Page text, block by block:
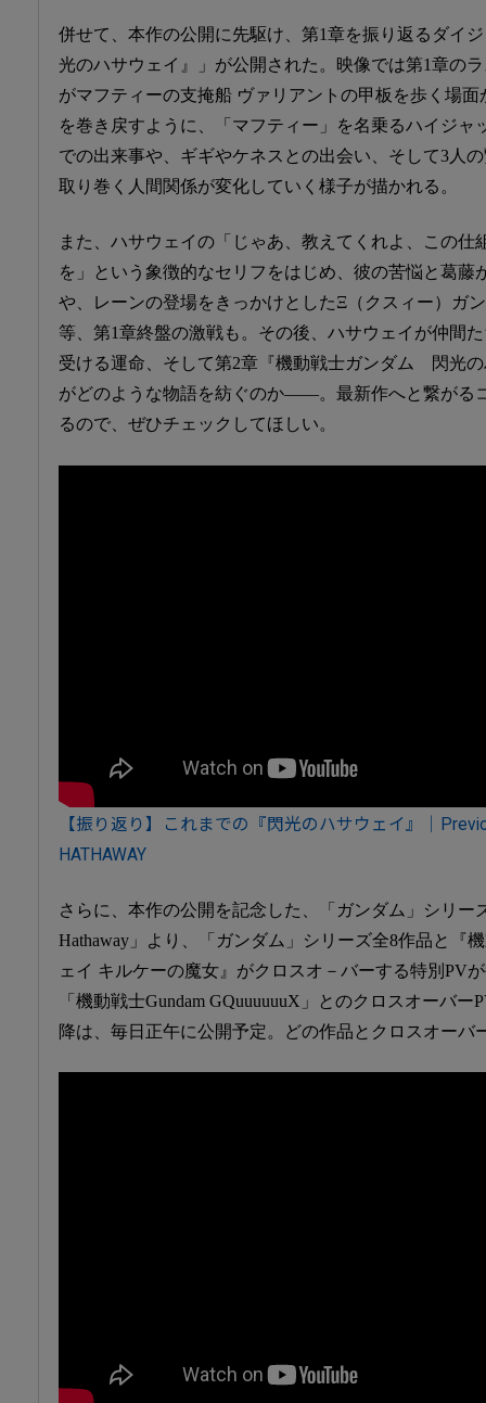
併せて、本作の公開に先駆け、第1章を振り返るダイ
光のハサウェイ』」が公開された。映像では第1章の
がマフティーの支掩船 ヴァリアントの甲板を歩く場
を巻き戻すように、「マフティー」を名乗るハイジャ
での出来事や、ギギやケネスとの出会い、そして3人
取り巻く人間関係が変化していく様子が描かれる。
また、ハサウェイの「じゃあ、教えてくれよ、この仕
を」という象徴的なセリフをはじめ、彼の苦悩と葛藤
や、レーンの登場をきっかけとしたΞ（クスィー）ガ
等、第1章終盤の激戦も。その後、ハサウェイが仲間
受ける運命、そして第2章『機動戦士ガンダム 閃光
がどのような物語を紡ぐのか――。最新作へと繋がる
るので、ぜひチェックしてほしい。
【振り返り】これまでの『閃光のハサウェイ』
HATHAWAY
さらに、本作の公開を記念した、「ガンダム」シリー
Hathaway」より、「ガンダム」シリーズ全8作品と『
ェイ キルケーの魔女』がクロスオ－バーする特別PV
「機動戦士Gundam GQuuuuuuX」とのクロスオーバ
降は、毎日正午に公開予定。どの作品とクロスオーバ